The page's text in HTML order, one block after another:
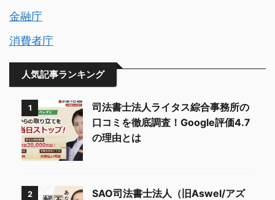
金融庁
消費者庁
人気記事ランキング
1
司法書士法人ライタス綜合事務所の
口コミを徹底調査！Google評価4.7
の理由とは
2
SAO司法書士法人（旧Aswel/アズ